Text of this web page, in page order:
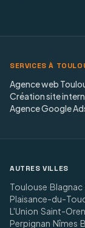
SERVICES À
Agence web
Création site
Agence Google
AUTRES VILLES
Toulouse·Blagnac·
Plaisance-du-
L'Union·Saint-
Perpignan·Nîmes·